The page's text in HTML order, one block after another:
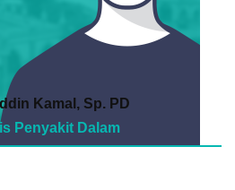
Kamal, Sp. PD
Penyakit Dalam